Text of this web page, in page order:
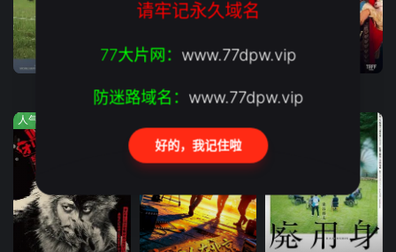
避风港湾
正片
校歌英雄 小鬼特工队3
人气:458
请牢记永久域名
77大片网： www.77dpw.vip
防迷路域名： www.77dpw.vip
好的，我记住啦